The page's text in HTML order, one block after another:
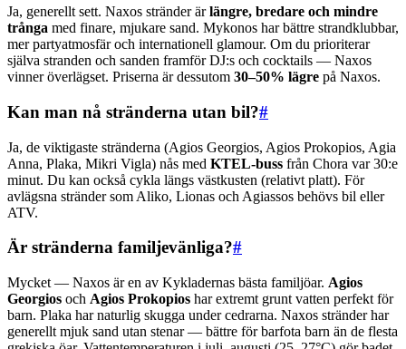
Ja, generellt sett. Naxos stränder ärlängre, bredare och mindre
trånga med finare, mjukare sand. Mykonos har bättre strandklubbar,
mer partyatmosfär och internationell glamour. Om du prioriterar
själva stranden och sanden framför DJ:s och cocktails — Naxos
vinner överlägset. Priserna är dessutom 30–50% lägre på Naxos.
Kan man nå stränderna utan bil?#
Ja, de viktigaste stränderna (Agios Georgios, Agios Prokopios, Agia
Anna, Plaka, Mikri Vigla) nås med KTEL-buss från Chora var 30:e
minut. Du kan också cykla längs västkusten (relativt platt). För
avlägsna stränder som Aliko, Lionas och Agiassos behövs bil eller
ATV.
Är stränderna familjevänliga?#
Mycket — Naxos är en av Kykladernas bästa familjöar. Agios
Georgios och Agios Prokopios har extremt grunt vatten perfekt för
barn. Plaka har naturlig skugga under cedrarna. Naxos stränder har
generellt mjuk sand utan stenar — bättre för barfota barn än de flesta